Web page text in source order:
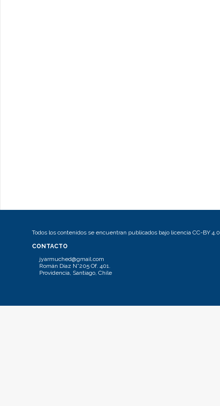
Todos los contenidos se encuentran publicados bajo licencia CC-BY 4.0
CONTACTO
jyarmuched@gmail.com
Román Díaz N°205 Of. 401.
Providencia, Santiago, Chile